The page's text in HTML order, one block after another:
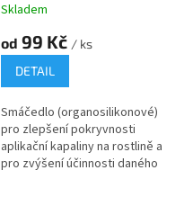
Skladem
od 99 Kč / ks
DETAIL
Smáčedlo (organosilikonové)
pro zlepšení pokryvnosti
aplikační kapaliny na rostlině a
pro zvýšení účinnosti daného